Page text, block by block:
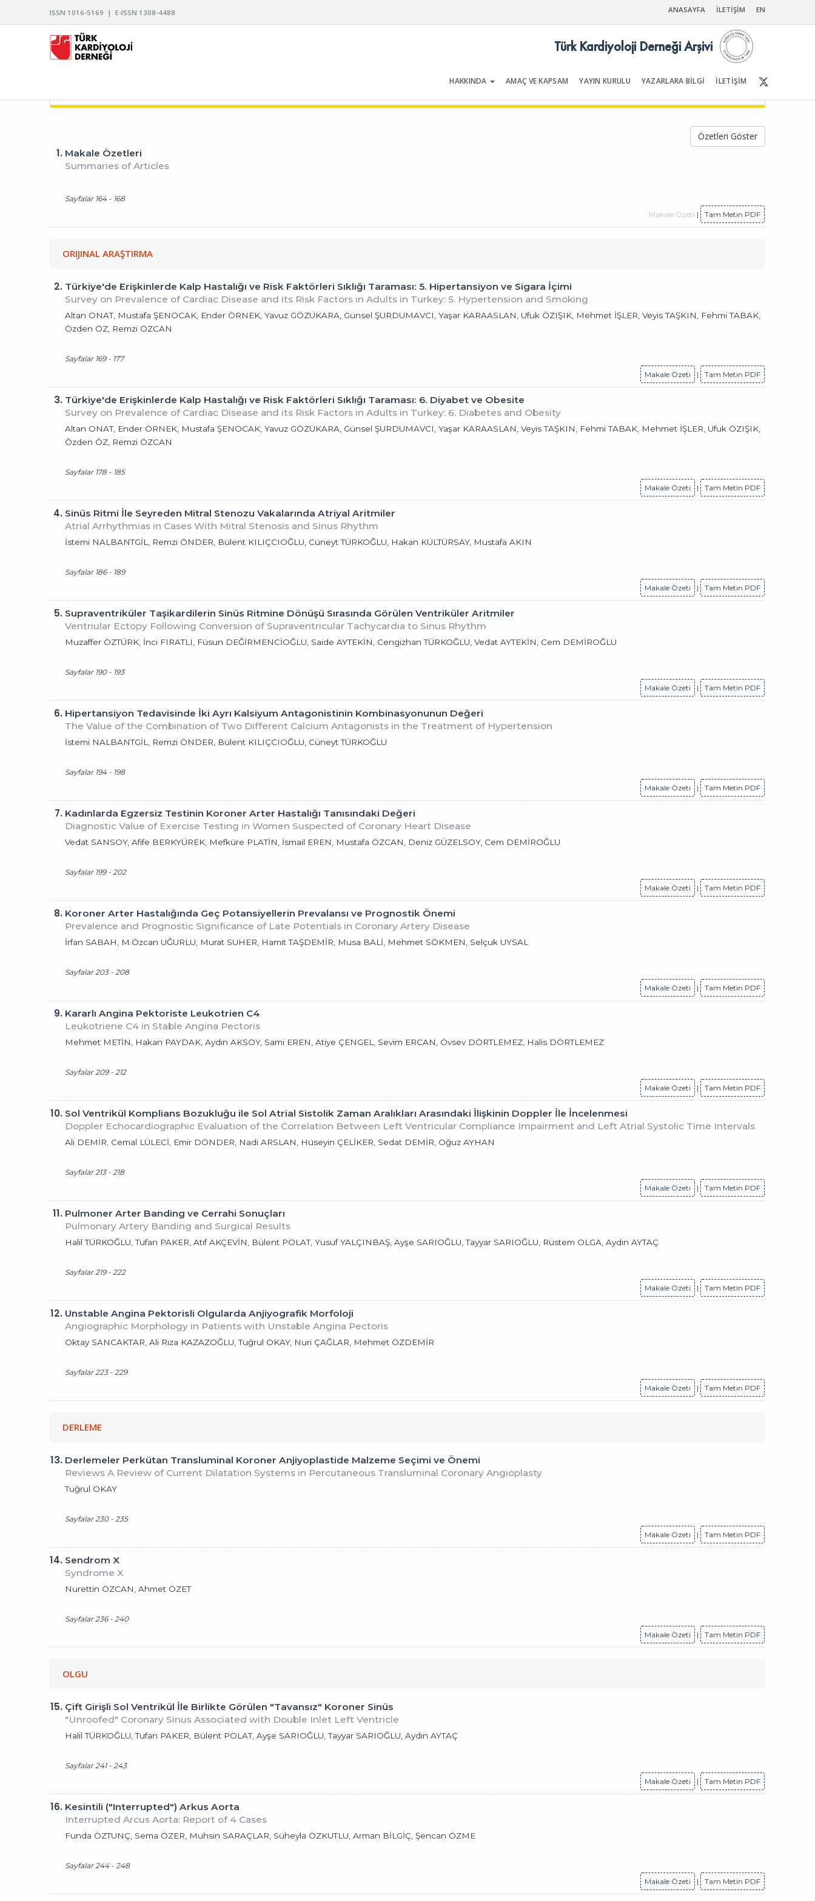
ISSN 1016-5169 | E-ISSN 1308-4488 ANASAYFA İLETİŞİM EN
HAKKINDA AMAÇ VE KAPSAM YAYIN KURULU YAZARLARA BİLGİ İLETİŞİM
Türk Kardiyoloji Derneği Arşivi
Özetleri Göster
1. Makale Özetleri
Summaries of Articles
Sayfalar 164 - 168
Makale Özeti | Tam Metin PDF
ORIJINAL ARAŞTIRMA
2. Türkiye'de Erişkinlerde Kalp Hastalığı ve Risk Faktörleri Sıklığı Taraması: 5. Hipertansiyon ve Sigara İçimi
Survey on Prevalence of Cardiac Disease and its Risk Factors in Adults in Turkey: 5. Hypertension and Smoking
Altan ONAT, Mustafa ŞENOCAK, Ender ÖRNEK, Yavuz GÖZÜKARA, Günsel ŞURDUMAVCI, Yaşar KARAASLAN, Ufuk ÖZIŞIK, Mehmet İŞLER, Veyis TAŞKIN, Fehmi TABAK,
Özden ÖZ, Remzi ÖZCAN
Sayfalar 169 - 177
Makale Özeti
| Tam Metin PDF
3. Türkiye'de Erişkinlerde Kalp Hastalığı ve Risk Faktörleri Sıklığı Taraması: 6. Diyabet ve Obesite
Survey on Prevalence of Cardiac Disease and its Risk Factors in Adults in Turkey: 6. Diabetes and Obesity
Altan ONAT, Ender ÖRNEK, Mustafa ŞENOCAK, Yavuz GÖZÜKARA, Günsel ŞURDUMAVCI, Yaşar KARAASLAN, Veyis TAŞKIN, Fehmi TABAK, Mehmet İŞLER, Ufuk ÖZIŞIK,
Özden ÖZ, Remzi ÖZCAN
Sayfalar 178 - 185
Makale Özeti
| Tam Metin PDF
4. Sinüs Ritmi İle Seyreden Mitral Stenozu Vakalarında Atriyal Aritmiler
Atrial Arrhythmias in Cases With Mitral Stenosis and Sinus Rhythm
İstemi NALBANTGİL, Remzi ÖNDER, Bülent KILIÇCIOĞLU, Cüneyt TÜRKOĞLU, Hakan KÜLTÜRSAY, Mustafa AKIN
Sayfalar 186 - 189
Makale Özeti
| Tam Metin PDF
5. Supraventriküler Taşikardilerin Sinüs Ritmine Dönüşü Sırasında Görülen Ventriküler Aritmiler
Ventriular Ectopy Following Conversion of Supraventricular Tachycardia to Sinus Rhythm
Muzaffer ÖZTÜRK, İnci FIRATLI, Füsun DEĞİRMENCİOĞLU, Saide AYTEKİN, Cengizhan TÜRKOĞLU, Vedat AYTEKİN, Cem DEMİROĞLU
Sayfalar 190 - 193
Makale Özeti
| Tam Metin PDF
6. Hipertansiyon Tedavisinde İki Ayrı Kalsiyum Antagonistinin Kombinasyonunun Değeri
The Value of the Combination of Two Different Calcium Antagonists in the Treatment of Hypertension
İstemi NALBANTGİL, Remzi ÖNDER, Bülent KILIÇCIOĞLU, Cüneyt TÜRKOĞLU
Sayfalar 194 - 198
Makale Özeti
| Tam Metin PDF
7. Kadınlarda Egzersiz Testinin Koroner Arter Hastalığı Tanısındaki Değeri
Diagnostic Value of Exercise Testing in Women Suspected of Coronary Heart Disease
Vedat SANSOY, Afife BERKYÜREK, Mefküre PLATİN, İsmail EREN, Mustafa ÖZCAN, Deniz GÜZELSOY, Cem DEMİROĞLU
Sayfalar 199 - 202
Makale Özeti
| Tam Metin PDF
8. Koroner Arter Hastalığında Geç Potansiyellerin Prevalansı ve Prognostik Önemi
Prevalence and Prognostic Significance of Late Potentials in Coronary Artery Disease
İrfan SABAH, M.Özcan UĞURLU, Murat SUHER, Hamit TAŞDEMİR, Musa BALİ, Mehmet SÖKMEN, Selçuk UYSAL
Sayfalar 203 - 208
Makale Özeti
| Tam Metin PDF
9. Kararlı Angina Pektoriste Leukotrien C4
Leukotriene C4 in Stable Angina Pectoris
Mehmet METİN, Hakan PAYDAK, Aydın AKSOY, Sami EREN, Atiye ÇENGEL, Sevim ERCAN, Övsev DÖRTLEMEZ, Halis DÖRTLEMEZ
Sayfalar 209 - 212
Makale Özeti
| Tam Metin PDF
10. Sol Ventrikül Komplians Bozukluğu ile Sol Atrial Sistolik Zaman Aralıkları Arasındaki İlişkinin Doppler İle İncelenmesi
Doppler Echocardiographic Evaluation of the Correlation Between Left Ventricular Compliance Impairment and Left Atrial Systolic Time Intervals
Ali DEMİR, Cemal LÜLECİ, Emir DÖNDER, Nadi ARSLAN, Hüseyin ÇELİKER, Sedat DEMİR, Oğuz AYHAN
Sayfalar 213 - 218
Makale Özeti
| Tam Metin PDF
11. Pulmoner Arter Banding ve Cerrahi Sonuçları
Pulmonary Artery Banding and Surgical Results
Halil TÜRKOĞLU, Tufan PAKER, Atıf AKÇEVİN, Bülent POLAT, Yusuf YALÇINBAŞ, Ayşe SARIOĞLU, Tayyar SARIOĞLU, Rüstem OLGA, Aydın AYTAÇ
Sayfalar 219 - 222
Makale Özeti
| Tam Metin PDF
12. Unstable Angina Pektorisli Olgularda Anjiyografik Morfoloji
Angiographic Morphology in Patients with Unstable Angina Pectoris
Oktay SANCAKTAR, Ali Rıza KAZAZOĞLU, Tuğrul OKAY, Nuri ÇAĞLAR, Mehmet ÖZDEMİR
Sayfalar 223 - 229
Makale Özeti
| Tam Metin PDF
DERLEME
13. Derlemeler Perkütan Transluminal Koroner Anjiyoplastide Malzeme Seçimi ve Önemi
Reviews A Review of Current Dilatation Systems in Percutaneous Transluminal Coronary Angioplasty
Tuğrul OKAY
Sayfalar 230 - 235
Makale Özeti
| Tam Metin PDF
14. Sendrom X
Syndrome X
Nurettin ÖZCAN, Ahmet ÖZET
Sayfalar 236 - 240
Makale Özeti
| Tam Metin PDF
OLGU
15. Çift Girişli Sol Ventrikül İle Birlikte Görülen "Tavansız" Koroner Sinüs
"Unroofed" Coronary Sinus Associated with Double Inlet Left Ventricle
Halil TÜRKOĞLU, Tufan PAKER, Bülent POLAT, Ayşe SARIOĞLU, Tayyar SARIOĞLU, Aydın AYTAÇ
Sayfalar 241 - 243
Makale Özeti
| Tam Metin PDF
16. Kesintili ("Interrupted") Arkus Aorta
Interrupted Arcus Aorta: Report of 4 Cases
Funda ÖZTUNÇ, Sema ÖZER, Muhsin SARAÇLAR, Süheyla ÖZKUTLU, Arman BİLGİÇ, Şencan ÖZME
Sayfalar 244 - 248
Makale Özeti
| Tam Metin PDF